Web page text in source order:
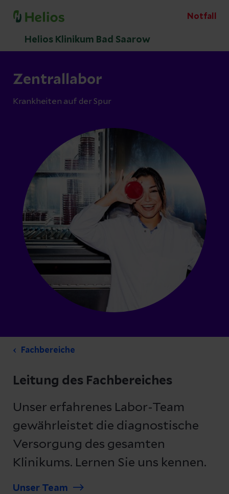
Notfall
Helios Klinikum Bad Saarow
Zentrallabor
Krankheiten auf der Spur
Fachbereiche
Leitung des Fachbereiches
Unser erfahrenes Labor-Team
gewährleistet die diagnostische
Versorgung des gesamten
Klinikums. Lernen Sie uns kennen.
Unser Team